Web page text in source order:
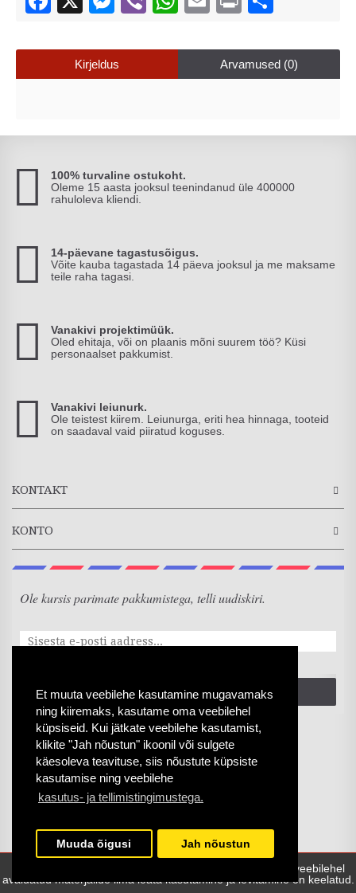
Et muuta veebilehe kasutamine mugavamaks
ning kiiremaks, kasutame oma veebilehel
küpsiseid. Kui jätkate veebilehe kasutamist,
klikite "Jah nõustun" ikoonil või sulgete
käesoleva teavituse, siis nõustute küpsiste
kasutamise ning veebilehe
kasutus- ja tellimistingimustega.
Muuda õigusi Jah nõustun
Kirjeldus Arvamused (0)
100% turvaline ostukoht.
Oleme 15 aasta jooksul teenindanud üle 400000
rahuloleva kliendi.
14-päevane tagastusõigus.
Võite kauba tagastada 14 päeva jooksul ja me maksame
teile raha tagasi.
Vanakivi projektimüük.
Oled ehitaja, või on plaanis mõni suurem töö? Küsi
personaalset pakkumist.
Vanakivi leiunurk.
Ole teistest kiirem. Leiunurga, eriti hea hinnaga, tooteid
on saadaval vaid piiratud koguses.
KONTAKT
KONTO
Ole kursis parimate pakkumistega, telli uudiskiri.
SAADA
2026 Vanakivi Kaubandus OÜ | Sellel veebilehel
avaldatud materjalide ilma loata kasutamine ja levitamine on keelatud.